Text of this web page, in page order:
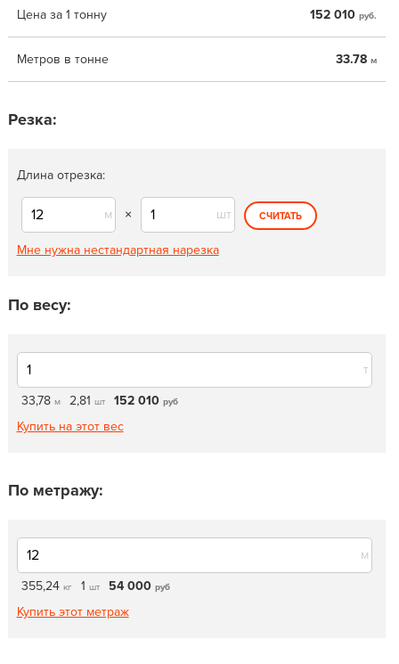
Цена за 1 тонну 152 010 руб.
Метров в тонне 33.78 м
Резка:
Длина отрезка:
м × шт СЧИТАТЬ
Мне нужна нестандартная нарезка
По весу:
т
33,78 м 2,81 шт 152 010 руб
Купить на этот вес
По метражу:
м
355,24 кг 1 шт 54 000 руб
Купить этот метраж